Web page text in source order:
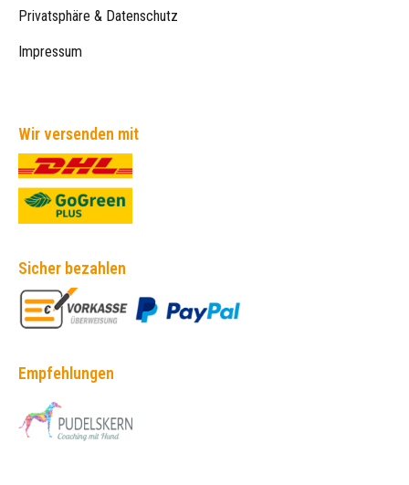
Privatsphäre & Datenschutz
Impressum
Wir versenden mit
Sicher bezahlen
Empfehlungen